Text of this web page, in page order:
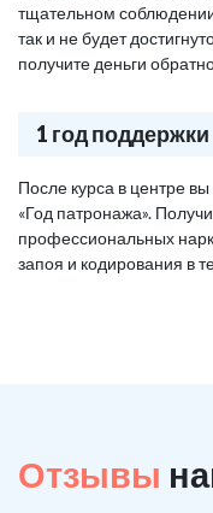
тщательном
так и не будет
получите деньги
1 год поддержки
После курса в центре
«Год патронажа».
профессиональных
запоя и кодирования в
Отзывы